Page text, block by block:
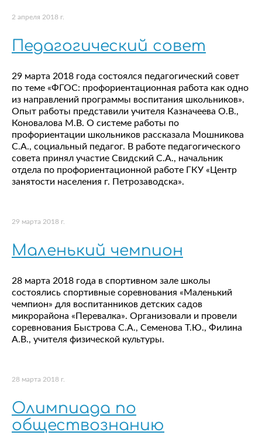
2 апреля 2018 г.
Педагогический совет
29 марта 2018 года состоялся педагогический совет
по теме «ФГОС: профориентационная работа как одно
из направлений программы воспитания школьников».
Опыт работы представили учителя Казначеева О.В.,
Коновалова М.В. О системе работы по
профориентации школьников рассказала Мошникова
С.А., социальный педагог. В работе педагогического
совета принял участие Свидский С.А., начальник
отдела по профориентационной работе ГКУ «Центр
занятости населения г. Петрозаводска».
29 марта 2018 г.
Маленький чемпион
28 марта 2018 года в спортивном зале школы
состоялись спортивные соревнования «Маленький
чемпион» для воспитанников детских садов
микрорайона «Перевалка». Организовали и провели
соревнования Быстрова С.А., Семенова Т.Ю., Филина
А.В., учителя физической культуры.
28 марта 2018 г.
Олимпиада по
обществознанию